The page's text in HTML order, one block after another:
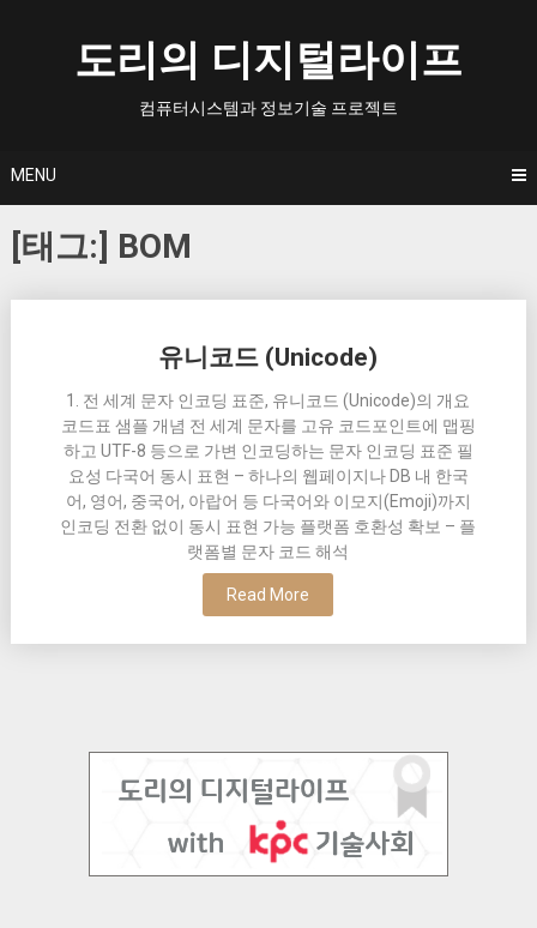
도리의 디지털라이프
컴퓨터시스템과 정보기술 프로젝트
MENU
[태그:] BOM
유니코드 (Unicode)
1. 전 세계 문자 인코딩 표준, 유니코드 (Unicode)의 개요
코드표 샘플 개념 전 세계 문자를 고유 코드포인트에 맵핑
하고 UTF-8 등으로 가변 인코딩하는 문자 인코딩 표준 필
요성 다국어 동시 표현 – 하나의 웹페이지나 DB 내 한국
어, 영어, 중국어, 아랍어 등 다국어와 이모지(Emoji)까지
인코딩 전환 없이 동시 표현 가능 플랫폼 호환성 확보 – 플
랫폼별 문자 코드 해석
Read More